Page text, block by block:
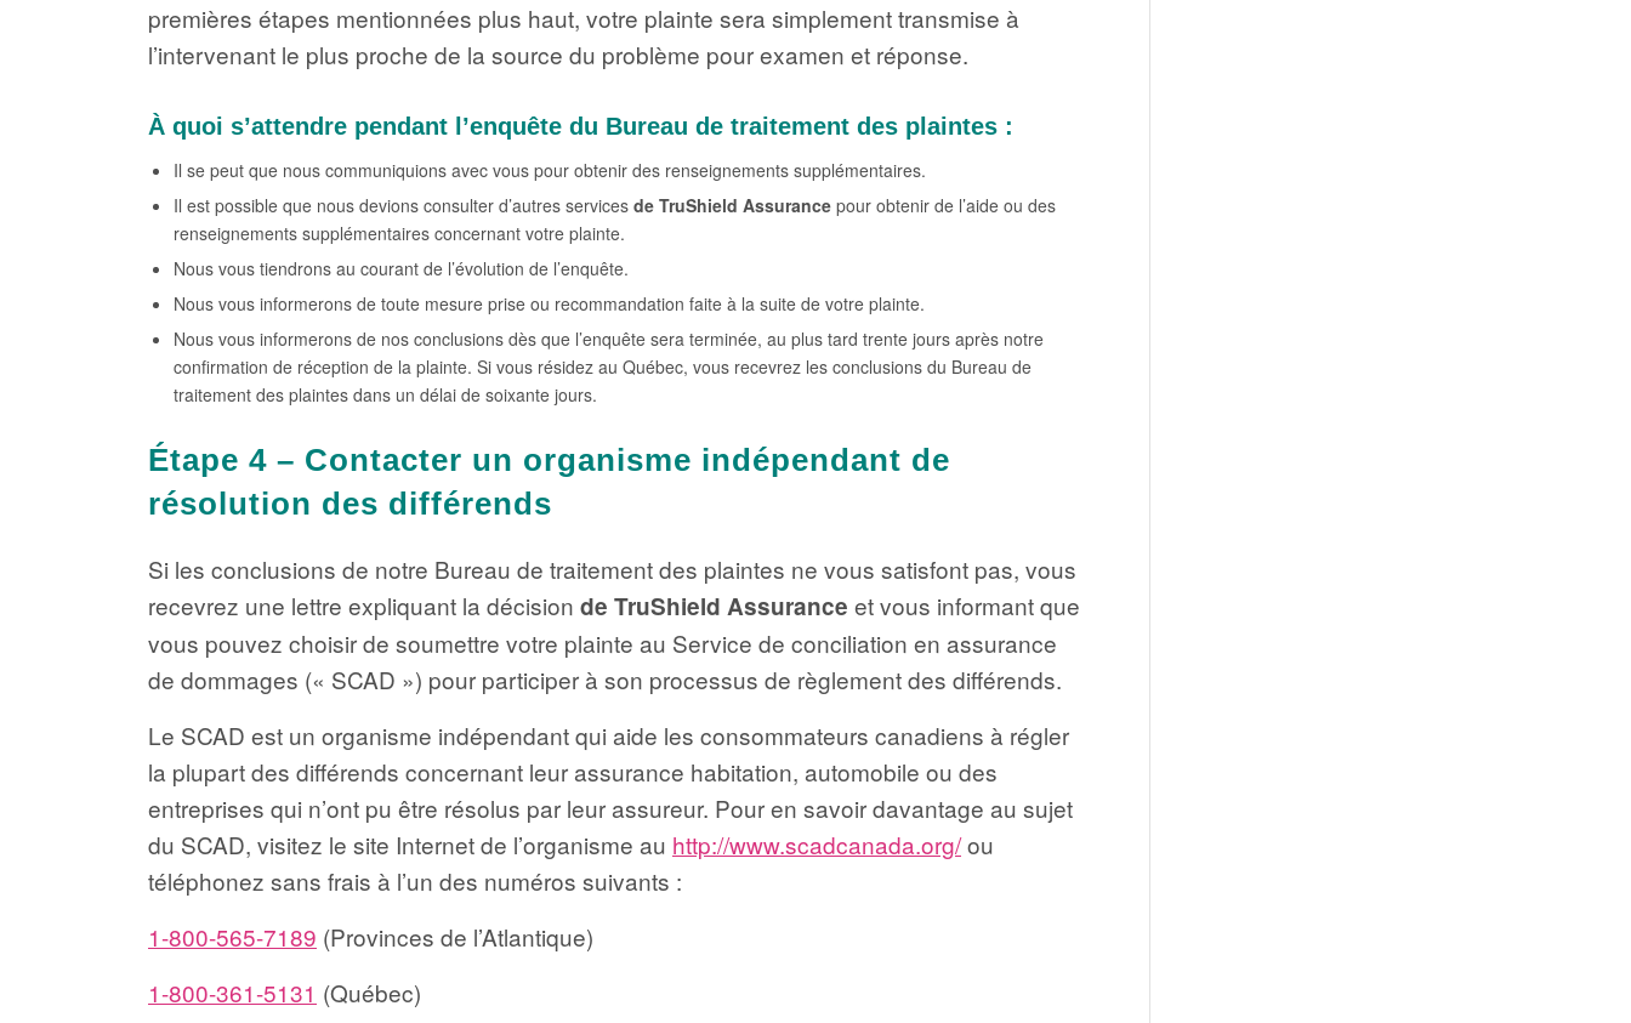
premières étapes mentionnées plus haut, votre plainte sera simplement transmise à
l’intervenant le plus proche de la source du problème pour examen et réponse.
À quoi s’attendre pendant l’enquête du Bureau de traitement des plaintes :
Il se peut que nous communiquions avec vous pour obtenir des renseignements supplémentaires.
Il est possible que nous devions consulter d’autres services de TruShield Assurance pour obtenir de l’aide ou des
renseignements supplémentaires concernant votre plainte.
Nous vous tiendrons au courant de l’évolution de l’enquête.
Nous vous informerons de toute mesure prise ou recommandation faite à la suite de votre plainte.
Nous vous informerons de nos conclusions dès que l’enquête sera terminée, au plus tard trente jours après notre
confirmation de réception de la plainte. Si vous résidez au Québec, vous recevrez les conclusions du Bureau de
traitement des plaintes dans un délai de soixante jours.
Étape 4 – Contacter un organisme indépendant de
résolution des différends
Si les conclusions de notre Bureau de traitement des plaintes ne vous satisfont pas, vous
recevrez une lettre expliquant la décision de TruShield Assurance et vous informant que
vous pouvez choisir de soumettre votre plainte au Service de conciliation en assurance
de dommages (« SCAD ») pour participer à son processus de règlement des différends.
Le SCAD est un organisme indépendant qui aide les consommateurs canadiens à régler
la plupart des différends concernant leur assurance habitation, automobile ou des
entreprises qui n’ont pu être résolus par leur assureur. Pour en savoir davantage au sujet
du SCAD, visitez le site Internet de l’organisme au http://www.scadcanada.org/ou
téléphonez sans frais à l’un des numéros suivants :
1-800-565-7189 (Provinces de l’Atlantique)
1-800-361-5131 (Québec)